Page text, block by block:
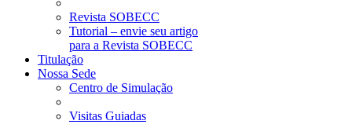
Revista SOBECC
Tutorial – envie seu artigo
para a Revista SOBECC
Titulação
Nossa Sede
Centro de Simulação
Visitas Guiadas